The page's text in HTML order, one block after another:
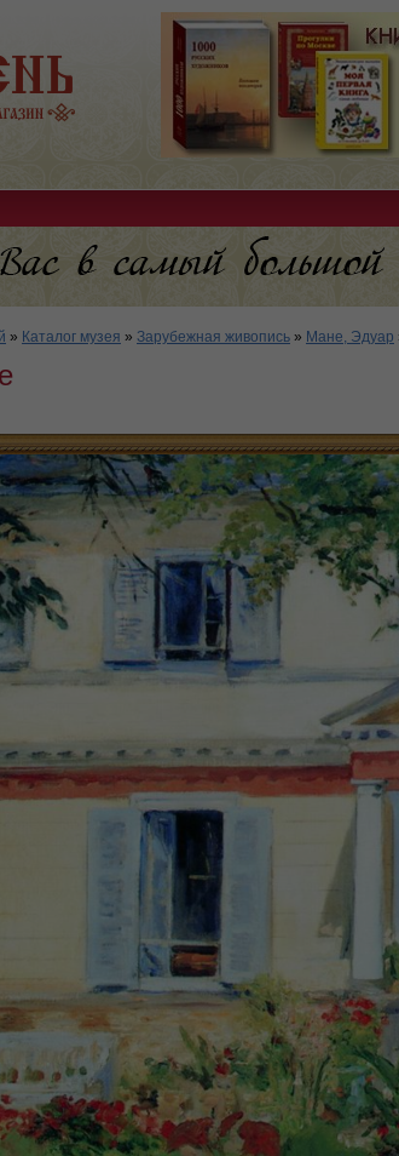
» Каталог музея » Зарубежная живопись » Мане, Эдуар